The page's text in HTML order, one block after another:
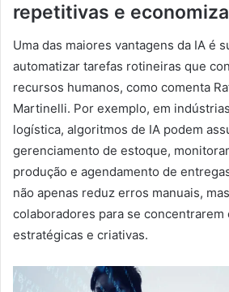
repetitivas e
Uma das maiores vantagens da IA é
automatizar tarefas rotineiras que
recursos humanos, como comenta
Martinelli. Por exemplo, em
logística, algoritmos de IA podem
gerenciamento de estoque,
produção e agendamento de
não apenas reduz erros manuais,
colaboradores para se concentrarem
estratégicas e criativas.